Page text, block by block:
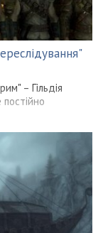
– Гільдія